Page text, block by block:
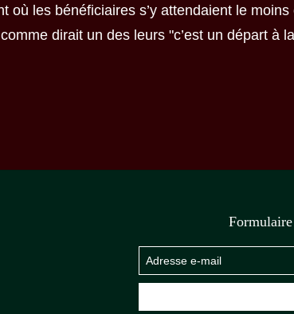
où les bénéficiaires s’y attendaient le
dirait un des leurs "c’est un départ à